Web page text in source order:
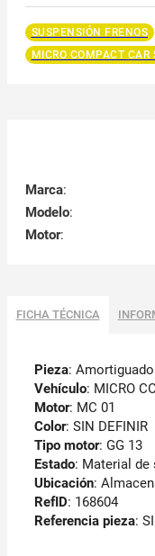
SUSPENSIÓN FRENOS
MICRO COMPACT CAR
Marca:
Modelo:
Motor:
FICHA TÉCNICA
Pieza:
Vehículo: MICRO
Motor: MC 01
Color: SIN DEFINIR
Tipo motor: GG 13
Estado: Material de
Ubicación:
RefID: 168604
Referencia pieza: